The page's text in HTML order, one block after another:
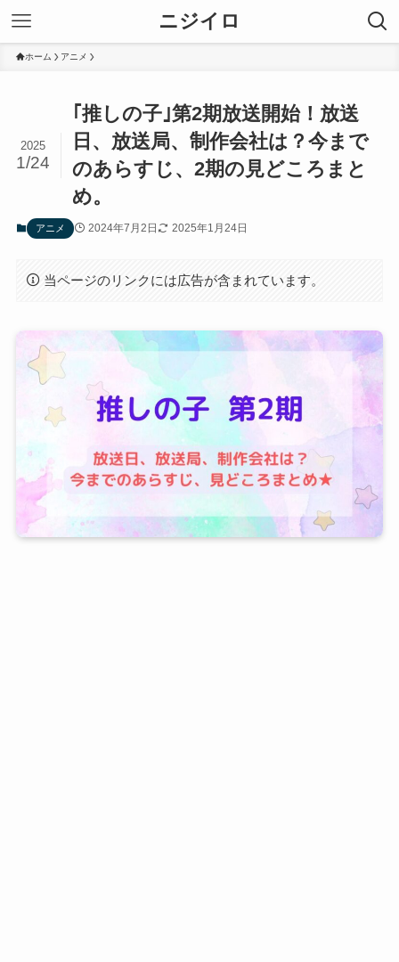
ニジイロ
ホーム アニメ
｢推しの子｣第2期放送開始！放送
日、放送局、制作会社は？今まで
のあらすじ、2期の見どころまと
め。
2025
1/24
アニメ 2024年7月2日 2025年1月24日
当ページのリンクには広告が含まれています。